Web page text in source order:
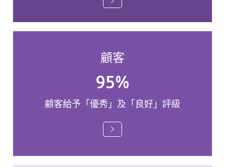
顧客
95%
顧客給予「優秀」及「良好」評級